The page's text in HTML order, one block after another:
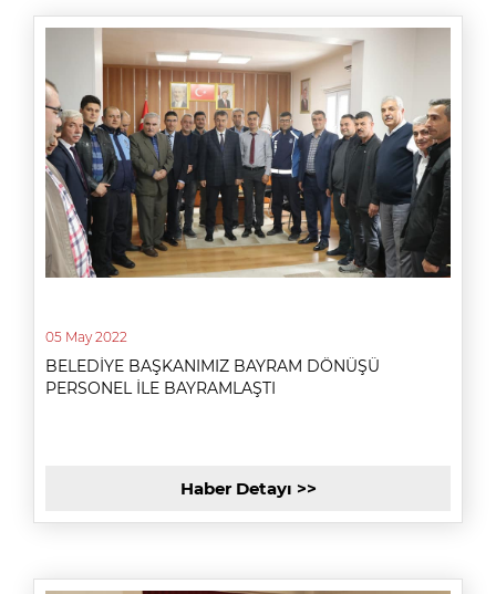
05 May 2022
BELEDİYE BAŞKANIMIZ BAYRAM DÖNÜŞÜ
PERSONEL İLE BAYRAMLAŞTI
Haber Detayı >>